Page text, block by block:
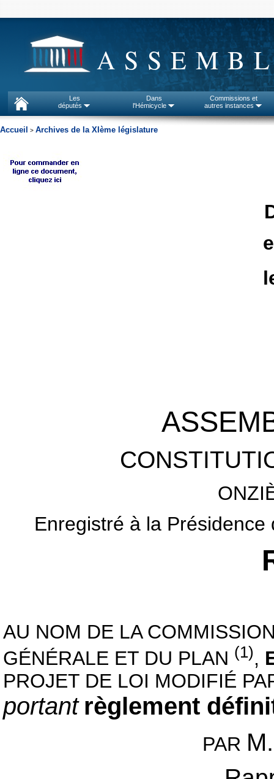
Les
députés
Dans
l'Hémicycle
Commissions et
autres instances
Accueil > Archives de la XIème législature
Enregistré à la
AU NOM DE LA
GÉNÉRALE ET DU PLAN (1),
PROJET DE LOI MODIFIÉ
portant règlement
PAR